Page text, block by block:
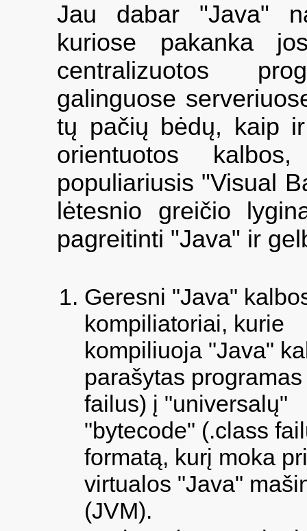
Jau dabar "Java"
kuriose pakanka
centralizuotos
galinguose
tų pačių bėdų, kaip
orientuotos
populiariusis "Visual
lėtesnio greičio
pagreitinti "Java" ir
Geresni "Java"
kompiliatoriai, kurie
kompiliuoja "Java"
parašytas
failus) į "universalų"
"bytecode" (.class
formatą, kurį moka
virtualos "Java"
(JVM).